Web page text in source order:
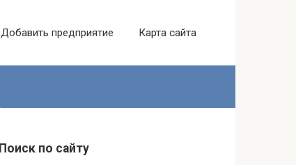
Добавить предприятие Карта сайта
Поиск по сайту